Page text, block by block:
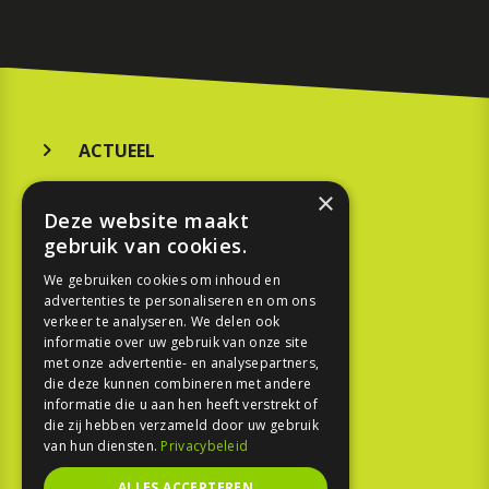
ACTUEEL
KOOPGIDS
TESTEN
SPORT
REPORTAGE
TOUREN
NIEUWSBRIEF
×
Deze website maakt
gebruik van cookies.
We gebruiken cookies om inhoud en
advertenties te personaliseren en om ons
verkeer te analyseren. We delen ook
informatie over uw gebruik van onze site
met onze advertentie- en analysepartners,
die deze kunnen combineren met andere
informatie die u aan hen heeft verstrekt of
die zij hebben verzameld door uw gebruik
van hun diensten. Privacybeleid